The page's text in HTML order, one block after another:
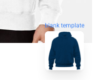
blank template